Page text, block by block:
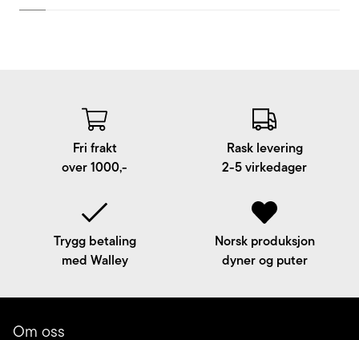
Fri frakt
over 1000,-
Rask levering
2-5 virkedager
Trygg betaling
med Walley
Norsk produksjon
dyner og puter
Om oss